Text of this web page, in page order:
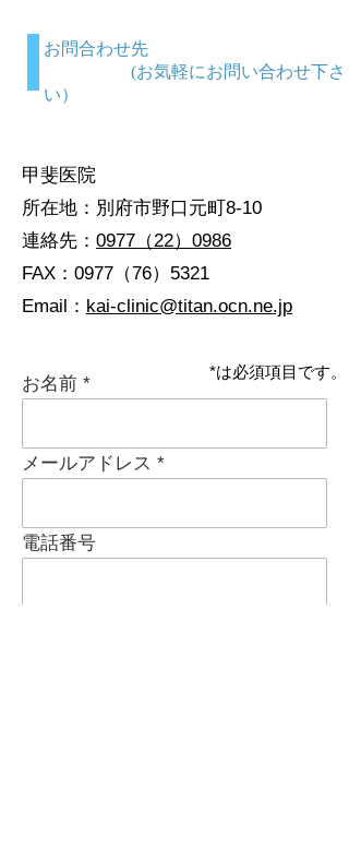
お問合わせ先
(お気軽にお問い合わせ下さ
い）
甲斐医院
所在地：別府市野口元町8‐10
連絡先： 0977（22）0986
FAX：0977（76）5321
​Email： kai-clinic@titan.ocn.ne.jp
*は必須項目です。
お名前
メールアドレス
電話番号